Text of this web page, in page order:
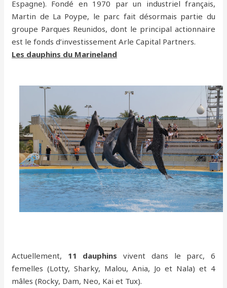
Espagne). Fondé en 1970 par un industriel français,
Martin de La Poype, le parc fait désormais partie du
groupe Parques Reunidos, dont le principal actionnaire
est le fonds d’investissement Arle Capital Partners.
Les dauphins du Marineland
Actuellement, 11 dauphins vivent dans le parc, 6
femelles (Lotty, Sharky, Malou, Ania, Jo et Nala) et 4
mâles (Rocky, Dam, Neo, Kai et Tux).